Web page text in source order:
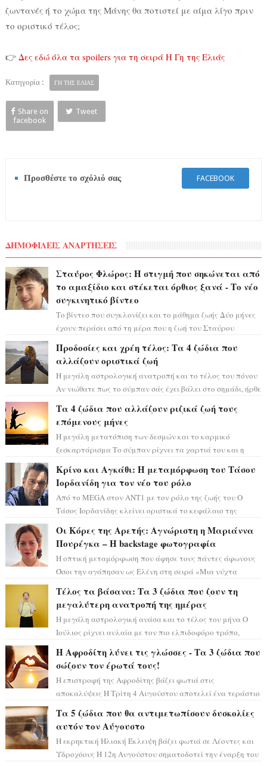
ζωντανές ή το χώμα της Μάνης θα ποτιστεί με αίμα λίγο πριν
το οριστικό τέλος;
👉 Δες εδώ όλα τα spoilers για τη σειρά Η Γη της Ελιάς
Κατηγορία : ΓΗ ΤΗΣ ΕΛΙΑΣ
Share on
facebook
Tweet
Προσθέστε το σχόλιό σας FACEBOOK
ΔΗΜΟΦΙΛΕΙΣ ΑΝΑΡΤΗΣΕΙΣ
Σταύρος Φλώρος: Η στιγμή που σηκώνεται από
το αμαξίδιο και στέκεται όρθιος ξανά - Το νέο
συγκινητικό βίντεο
Το βίντεο που συγκλονίζει και το μάθημα ζωής Δύο μήνες
έχουν περάσει από τη μέρα που η ζωή του Σταύρου
Προδοσίες και χρέη τέλος: Τα 4 ζώδια που
αλλάζουν οριστικά ζωή
Η μεγάλη αστρολογική ανατροπή και το τέλος του πόνου
Αν νιώθατε πως το σύμπαν σάς έχει βάλει στο σημάδι, ήρθε
Τα 4 ζώδια που αλλάζουν ριζικά ζωή τους
επόμενους μήνες
Η μεγάλη μετατόπιση των δεσμών και το καρμικό
ξεσκαρτάρισμα Το σύμπαν ρίχνει τα χαρτιά του και η
Κρίνο και Αγκάθι: Η μεταμόρφωση του Τάσου
Ιορδανίδη για τον νέο του ρόλο
Από το MEGA στον ΑΝΤ1 με τον ρόλο της ζωής του Ο
Τάσος Ιορδανίδης κλείνει οριστικά το κεφάλαιο της
Οι Κόρες της Αρετής: Αγνώριστη η Μαριάννα
Πουρέγκα – H backstage φωτογραφία
Η οπτική μεταμόρφωση που άφησε τους πάντες άφωνους
Όσοι την αγάπησαν ως Ελένη στη σειρά «Μια νύχτα
Τέλος τα βάσανα: Τα 3 ζώδια που ζουν τη
μεγαλύτερη ανατροπή της ημέρας
Η μεγάλη αστρολογική ανάσα και το τέλος του μήνα Ο
Ιούλιος ρίχνει αυλαία με τον πιο ελπιδοφόρο τρόπο,
Η Αφροδίτη λύνει τις γλώσσες - Τα 3 ζώδια που
σώζουν τον έρωτά τους!
Η επιστροφή της Αφροδίτης βάζει φωτιά στις
αποκαλύψεις Η Τρίτη 4 Αυγούστου αποτελεί ένα τεράστιο
Τα 5 ζώδια που θα αντιμετωπίσουν δυσκολίες
αυτόν τον Αύγουστο
Η εκρηκτική Ηλιακή Έκλειψη βάζει φωτιά σε Λέοντες και
Υδροχόους Η 12η Αυγούστου σηματοδοτεί την έναρξη του